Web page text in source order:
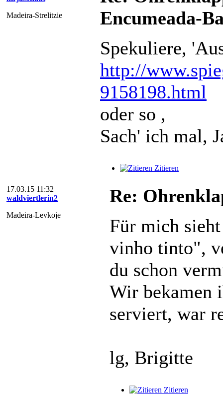
Madeira-Strelitzie
Encumeada-
Spekuliere,
http://
9158198.html
oder so ,
Sach' ich mal,
Zitieren
17.03.15 11:32
waldviertlerin2
Madeira-Levkoje
Re:
Für mich
vinho tinto",
du schon
Wir bekamen
serviert, war
lg, Brigitte
Zitieren